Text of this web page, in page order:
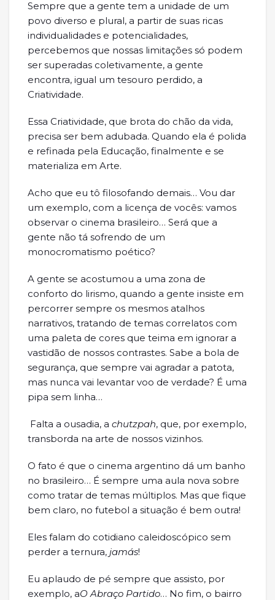
Sempre que a gente tem a unidade de um
povo diverso e plural, a partir de suas ricas
individualidades e potencialidades,
percebemos que nossas limitações só podem
ser superadas coletivamente, a gente
encontra, igual um tesouro perdido, a
Criatividade.
Essa Criatividade, que brota do chão da vida,
precisa ser bem adubada. Quando ela é polida
e refinada pela Educação, finalmente e se
materializa em Arte.
Acho que eu tô filosofando demais… Vou dar
um exemplo, com a licença de vocês: vamos
observar o cinema brasileiro… Será que a
gente não tá sofrendo de um
monocromatismo poético?
A gente se acostumou a uma zona de
conforto do lirismo, quando a gente insiste em
percorrer sempre os mesmos atalhos
narrativos, tratando de temas correlatos com
uma paleta de cores que teima em ignorar a
vastidão de nossos contrastes. Sabe a bola de
segurança, que sempre vai agradar a patota,
mas nunca vai levantar voo de verdade? É uma
pipa sem linha…
Falta a ousadia, a chutzpah, que, por exemplo,
transborda na arte de nossos vizinhos.
O fato é que o cinema argentino dá um banho
no brasileiro… É sempre uma aula nova sobre
como tratar de temas múltiplos. Mas que fique
bem claro, no futebol a situação é bem outra!
Eles falam do cotidiano caleidoscópico sem
perder a ternura, jamás!
Eu aplaudo de pé sempre que assisto, por
exemplo, aO Abraço Partido… No fim, o bairro